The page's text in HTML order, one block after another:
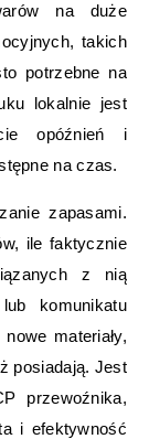
na duże
takich
potrzebne na
lokalnie jest
opóźnień i
na czas.
zapasami.
ile faktycznie
z nią
komunikatu
materiały,
posiadają. Jest
przewoźnika,
i efektywność